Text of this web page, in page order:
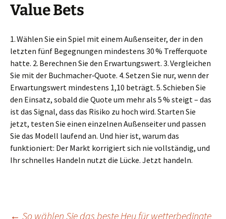
Value Bets
1. Wählen Sie ein Spiel mit einem Außenseiter, der in den
letzten fünf Begegnungen mindestens 30 % Trefferquote
hatte. 2. Berechnen Sie den Erwartungswert. 3. Vergleichen
Sie mit der Buchmacher‑Quote. 4. Setzen Sie nur, wenn der
Erwartungswert mindestens 1,10 beträgt. 5. Schieben Sie
den Einsatz, sobald die Quote um mehr als 5 % steigt – das
ist das Signal, dass das Risiko zu hoch wird. Starten Sie
jetzt, testen Sie einen einzelnen Außenseiter und passen
Sie das Modell laufend an. Und hier ist, warum das
funktioniert: Der Markt korrigiert sich nie vollständig, und
Ihr schnelles Handeln nutzt die Lücke. Jetzt handeln.
← So wählen Sie das beste Heu für wetterbedingte